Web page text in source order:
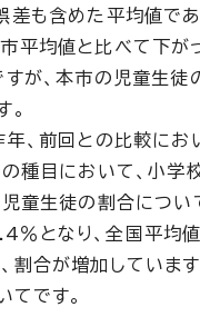
差も含めた平均値で
平均値と比べて下が
が、本市の児童生
。
、前回との比較にお
種目において、小学
童生徒の割合につ
となり、全国平均値
割合が増加しています
てです。